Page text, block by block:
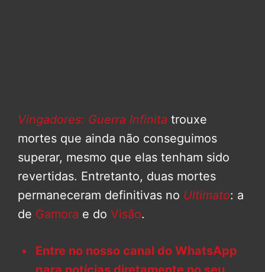
Vingadores: Guerra Infinita trouxe
mortes que ainda não conseguimos
superar, mesmo que elas tenham sido
revertidas. Entretanto, duas mortes
permaneceram definitivas no Ultimato: a
de Gamora e do Visão.
Entre no nosso canal do WhatsApp